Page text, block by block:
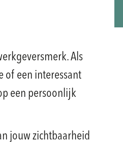
Als
of een interessant
een persoonlijk
jouw zichtbaarheid